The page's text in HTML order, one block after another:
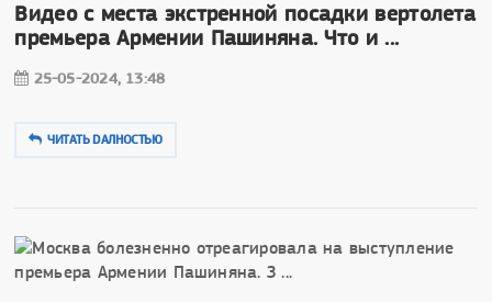
Видео с места экстренной посадки вертолета
премьера Армении Пашиняна. Что и ...
25-05-2024, 13:48
ЧИТАТЬ DAЛНОСТЬЮ